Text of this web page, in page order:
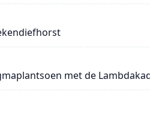
met de